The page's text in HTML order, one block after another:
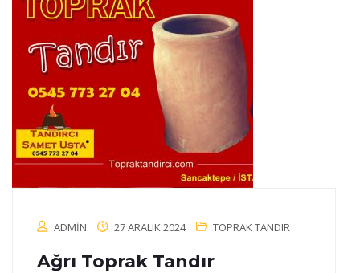
ADMIN 27 ARALIK 2024 TOPRAK TANDIR
Ağrı Toprak Tandır